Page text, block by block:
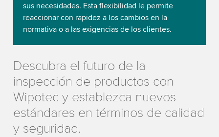
sus necesidades. Esta flexibilidad le permite
reaccionar con rapidez a los cambios en la
normativa o a las exigencias de los clientes.
Descubra el futuro de la
inspección de productos con
Wipotec y establezca nuevos
estándares en términos de calidad
y seguridad.